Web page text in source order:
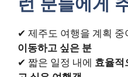
✔ 제주도 여행을 계획 중
이동하고 싶은 분
✔ 짧은 일정 내에 효율